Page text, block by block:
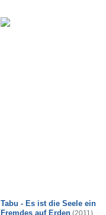
Tabu - Es ist die Seele ein
Fremdes auf Erden (2011)